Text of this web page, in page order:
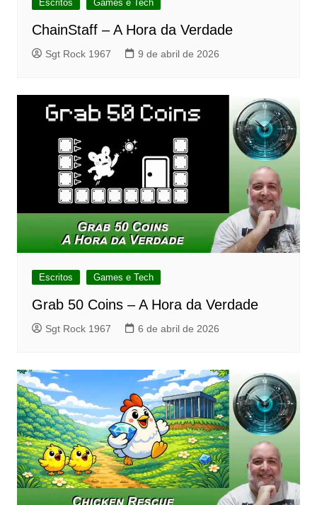
Escritos Games e Tech
ChainStaff – A Hora da Verdade
Sgt Rock 1967 9 de abril de 2026
Escritos Games e Tech
Grab 50 Coins – A Hora da Verdade
Sgt Rock 1967 6 de abril de 2026